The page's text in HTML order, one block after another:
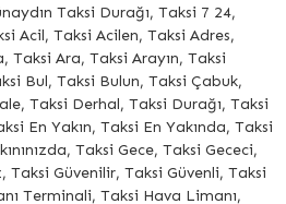
Taksi Durağı, Taksi 7 24,
Acil, Taksi Acilen, Taksi Adres,
Taksi Ara, Taksi Arayın, Taksi
Bul, Taksi Bulun, Taksi Çabuk,
Taksi Derhal, Taksi Durağı, Taksi
En Yakın, Taksi En Yakında, Taksi
Taksi Gece, Taksi Gececi,
Taksi Güvenilir, Taksi Güvenli, Taksi
Terminali, Taksi Hava Limanı,